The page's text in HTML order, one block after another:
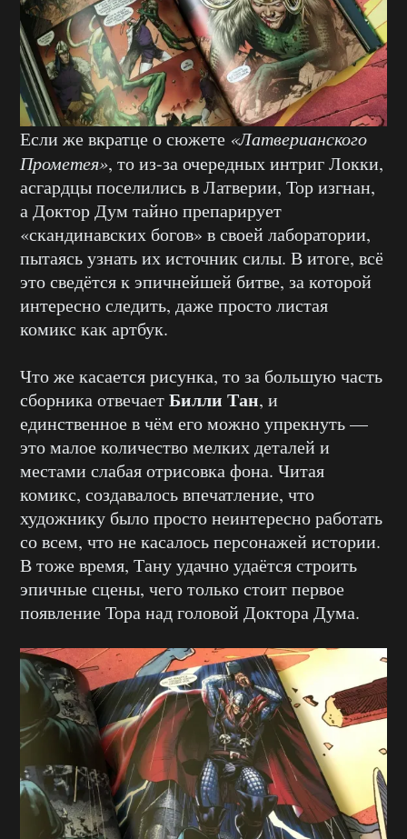
Если же вкратце о сюжете «Латверианского
Прометея», то из-за очередных интриг Локки,
асгардцы поселились в Латверии, Тор изгнан,
а Доктор Дум тайно препарирует
«скандинавских богов» в своей лаборатории,
пытаясь узнать их источник силы. В итоге, всё
это сведётся к эпичнейшей битве, за которой
интересно следить, даже просто листая
комикс как артбук.
Что же касается рисунка, то за большую часть
сборника отвечаетБилли Тан, и
единственное в чём его можно упрекнуть —
это малое количество мелких деталей и
местами слабая отрисовка фона. Читая
комикс, создавалось впечатление, что
художнику было просто неинтересно работать
со всем, что не касалось персонажей истории.
В тоже время, Тану удачно удаётся строить
эпичные сцены, чего только стоит первое
появление Тора над головой Доктора Дума.